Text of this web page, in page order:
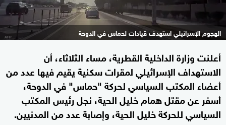
الهجوم الإسرائيلي استهدف قيادات لحماس في الدوحة
أعلنت وزارة الداخلية القطرية، مساء الثلاثاء، أن
الاستهداف الإسرائيلي لمقرات سكنية يقيم فيها عدد من
أعضاء المكتب السياسي لحركة "حماس" في الدوحة،
أسفر عن مقتل همام خليل الحية، نجل رئيس المكتب
السياسي للحركة خليل الحية، وإصابة عدد من المدنيين.